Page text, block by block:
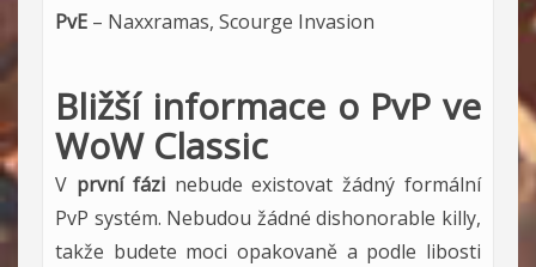
PvE – Naxxramas, Scourge Invasion
Bližší informace o PvP ve
WoW Classic
V první fázinebude existovat žádný formální
PvP systém. Nebudou žádné dishonorable killy,
takže budete moci opakovaně a podle libosti